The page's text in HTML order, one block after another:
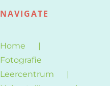
NAVIGATE
Home
Fotografie
Leercentrum